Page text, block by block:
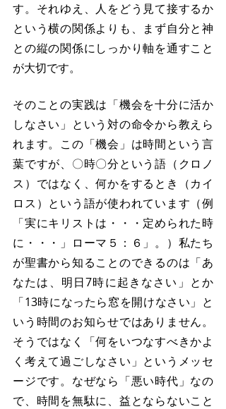
す。それゆえ、人をどう見て接するか
という横の関係よりも、まず自分と神
との縦の関係にしっかり軸を通すこと
が大切です。
そのことの実践は「機会を十分に活か
しなさい」という対の命令から教えら
れます。この「機会」は時間という言
葉ですが、〇時〇分という語（クロノ
ス）ではなく、何かをするとき（カイ
ロス）という語が使われています（例
「実にキリストは・・・定められた時
に・・・」ローマ５：６」。）私たち
が聖書から知ることのできるのは「あ
なたは、明日7時に起きなさい」とか
「13時になったら窓を開けなさい」と
いう時間のお知らせではありません。
そうではなく「何をいつなすべきかよ
く考えて過ごしなさい」というメッセ
ージです。なぜなら「悪い時代」なの
で、時間を無駄に、益とならないこと